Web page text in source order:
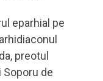
eparhial pe
preotul
de